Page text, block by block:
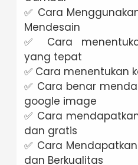
✅ Cara
Mendesain
✅ Cara
yang tepat
✅ Cara menentukan
✅ Cara benar
google image
✅ Cara
dan gratis
✅ Cara
dan Berkualitas